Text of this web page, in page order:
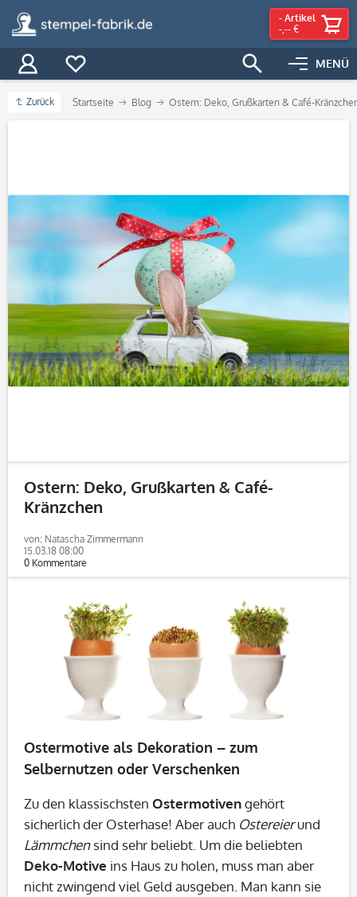
MENÜ
- Artikel
-,-- €
Zurück Startseite Blog Ostern: Deko, Grußkarten & Café-
Ostern: Deko, Grußkarten & Café-
Kränzchen
von: Natascha Zimmermann
15.03.18 08:00
0 Kommentare
Ostermotive als Dekoration – zum
Selbernutzen oder Verschenken
Zu den klassischsten Ostermotivengehört
sicherlich der Osterhase! Aber auch Ostereierund
Lämmchensind sehr beliebt. Um die beliebten
Deko-Motive ins Haus zu holen, muss man aber
nicht zwingend viel Geld ausgeben. Man kann sie